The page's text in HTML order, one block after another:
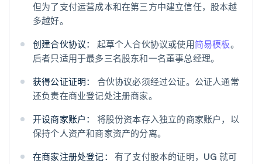
但为了支付运营成本和在第三方中建立信任，股本越
多越好。
创建合伙协议：
起草个人合伙协议或使用简易模板。
后者只适用于最多三名股东和一名董事总经理。
获得公证证明：
合伙协议必须经过公证。公证人通常
还负责在商业登记处注册商家。
开设商家账户：
将股份资本存入独立的商家账户，以
保持个人资产和商家资产的分离。
在商家注册处登记：
有了支付股本的证明，UG 就可